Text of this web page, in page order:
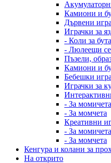
Камиони и
Дървени
Играчки за
- Коли за
- Люлеещи се
Пъзели,
Камиони и
Бебешки
Играчки за
- За момичета
- За момчета
Креативни
- За момичета
- За момчета
Кенгура и колани за
На открито